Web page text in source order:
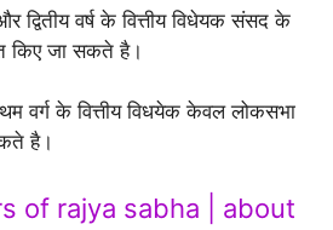
द्वितीय वर्ष के वित्तीय विधेयक संसद के
किए जा सकते है।
वर्ग के वित्तीय विधयेक केवल लोकसभा
है।
of rajya sabha | about